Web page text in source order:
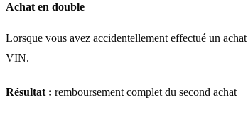
Achat en double
Lorsque vous avez accidentellement effectué un
VIN.
Résultat : remboursement complet du second achat